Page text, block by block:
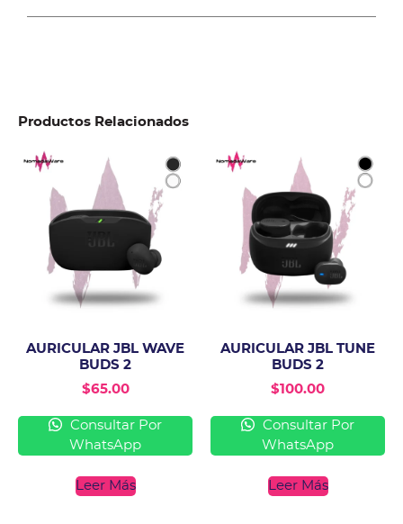
Productos Relacionados
AURICULAR JBL WAVE
BUDS 2
$65.00
Consultar Por
WhatsApp
Leer Más
AURICULAR JBL TUNE
BUDS 2
$100.00
Consultar Por
WhatsApp
Leer Más